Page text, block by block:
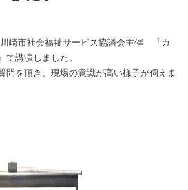
崎市社会福祉サービス協議会主催 『カ
で講演しました。
問を頂き、現場の意識が高い様子が伺えま